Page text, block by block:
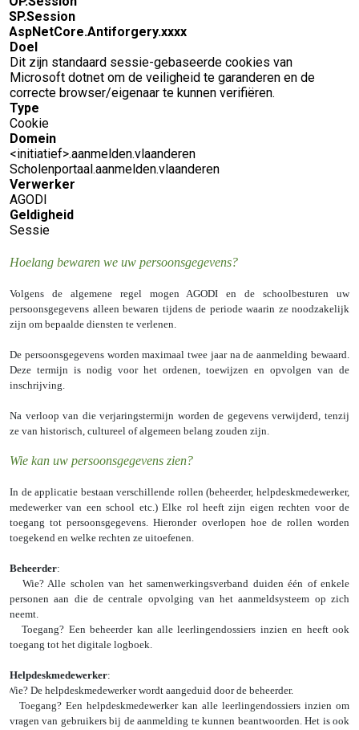
.SP.Session
.AspNetCore.Antiforgery.xxxx
Doel
Dit zijn standaard sessie-gebaseerde cookies van
Microsoft dotnet om de veiligheid te garanderen en de
correcte browser/eigenaar te kunnen verifiëren.
Type
Cookie
Domein
<initiatief>.aanmelden.vlaanderen
Scholenportaal.aanmelden.vlaanderen
Verwerker
AGODI
Geldigheid
Sessie
Hoelang bewaren we uw persoonsgegevens?
Volgens de algemene regel mogen AGODI en de schoolbesturen uw
persoonsgegevens alleen bewaren tijdens de periode waarin ze noodzakelijk
zijn om bepaalde diensten te verlenen.
De persoonsgegevens worden maximaal twee jaar na de aanmelding bewaard.
Deze termijn is nodig voor het ordenen, toewijzen en opvolgen van de
inschrijving.
Na verloop van die verjaringstermijn worden de gegevens verwijderd, tenzij
ze van historisch, cultureel of algemeen belang zouden zijn.
Wie kan uw persoonsgegevens zien?
In de applicatie bestaan verschillende rollen (beheerder, helpdeskmedewerker,
medewerker van een school etc.) Elke rol heeft zijn eigen rechten voor de
toegang tot persoonsgegevens. Hieronder overlopen hoe de rollen worden
toegekend en welke rechten ze uitoefenen.
Beheerder:
Wie? Alle scholen van het samenwerkingsverband duiden één of enkele
personen aan die de centrale opvolging van het aanmeldsysteem op zich
neemt.
Toegang? Een beheerder kan alle leerlingendossiers inzien en heeft ook
toegang tot het digitale logboek.
Helpdeskmedewerker:
Wie? De helpdeskmedewerker wordt aangeduid door de beheerder.
Toegang? Een helpdeskmedewerker kan alle leerlingendossiers inzien om
vragen van gebruikers bij de aanmelding te kunnen beantwoorden. Het is ook